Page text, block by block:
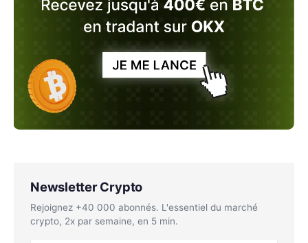
Newsletter Crypto
Rejoignez +40 000 abonnés. L'essentiel du marché
crypto, 2x par semaine, en 5 min.